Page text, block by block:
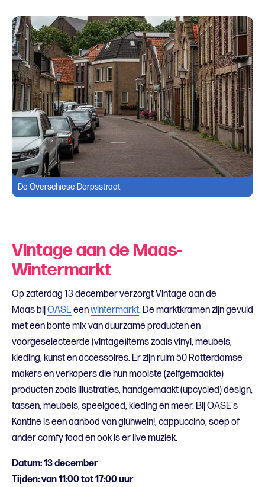
De Overschiese Dorpsstraat
Vintage aan de Maas-
Wintermarkt
Op zaterdag 13 december verzorgt Vintage aan de
Maas bijOASE eenwintermarkt. De marktkramen zijn gevuld
met een bonte mix van duurzame producten en
voorgeselecteerde (vintage)items zoals vinyl, meubels,
kleding, kunst en accessoires. Er zijn ruim 50 Rotterdamse
makers en verkopers die hun mooiste (zelfgemaakte)
producten zoals illustraties, handgemaakt (upcycled) design,
tassen, meubels, speelgoed, kleding en meer. Bij OASE's
Kantine is een aanbod van glühwein!, cappuccino, soep of
ander comfy food en ook is er live muziek.
Datum: 13 december
Tijden: van 11:00 tot 17:00 uur